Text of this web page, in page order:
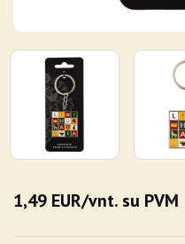
1,49 EUR/vnt. su PVM